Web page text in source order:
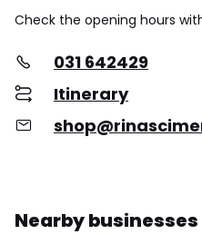
Check the opening hours
031 642429
Itinerary
Nearby businesses